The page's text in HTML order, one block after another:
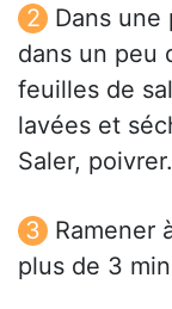
Dans
dans un peu
feuilles de
lavées et
Saler,
Ramener
plus de 3